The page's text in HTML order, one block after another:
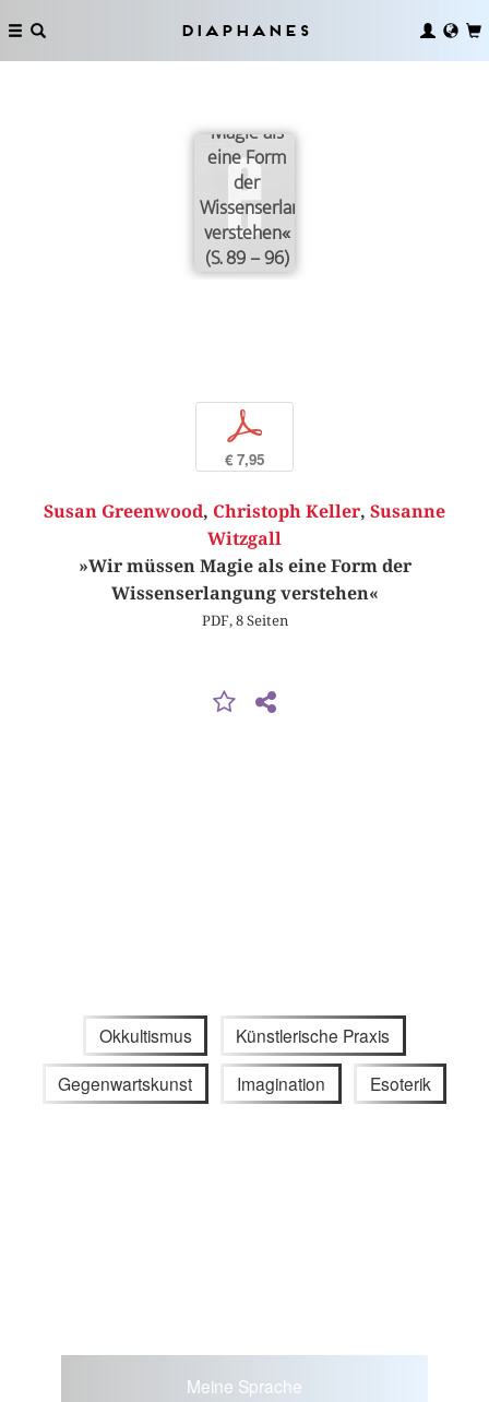
Diaphanes
Magie als
eine Form
der
Wissenserlangung
verstehen«
(S. 89 – 96)
p
€ 7,95
Susan Greenwood, Christoph Keller, Susanne
Witzgall
»Wir müssen Magie als eine Form der
Wissenserlangung verstehen«
PDF, 8 Seiten
Okkultismus Künstlerische Praxis
Gegenwartskunst Imagination Esoterik
Meine Sprache